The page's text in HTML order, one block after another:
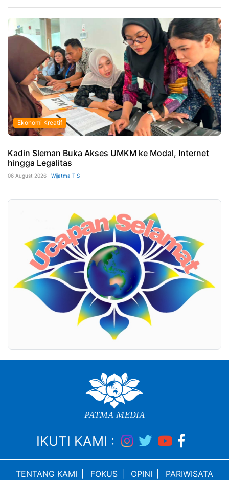
Ekonomi Kreatif
Kadin Sleman Buka Akses UMKM ke Modal, Internet
hingga Legalitas
06 August 2026 | Wijatma T S
IKUTI KAMI :
TENTANG KAMI FOKUS OPINI PARIWISATA